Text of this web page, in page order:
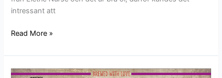
intressant att
Read More »
Batch